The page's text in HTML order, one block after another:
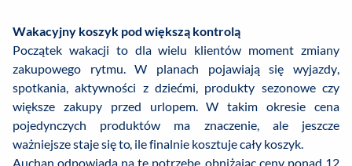
Wakacyjny koszyk pod większą kontrolą
Początek wakacji to dla wielu klientów moment zmiany
zakupowego rytmu. W planach pojawiają się wyjazdy,
spotkania, aktywności z dziećmi, produkty sezonowe czy
większe zakupy przed urlopem. W takim okresie cena
pojedynczych produktów ma znaczenie, ale jeszcze
ważniejsze staje się to, ile finalnie kosztuje cały koszyk.
Auchan odpowiada na tę potrzebę, obniżając ceny ponad 12